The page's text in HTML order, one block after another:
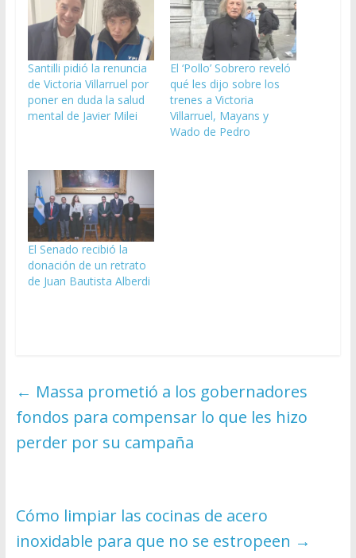
Santilli pidió la renuncia
de Victoria Villarruel por
poner en duda la salud
mental de Javier Milei
El ‘Pollo’ Sobrero reveló
qué les dijo sobre los
trenes a Victoria
Villarruel, Mayans y
Wado de Pedro
El Senado recibió la
donación de un retrato
de Juan Bautista Alberdi
← Massa prometió a los gobernadores
fondos para compensar lo que les hizo
perder por su campaña
Cómo limpiar las cocinas de acero
inoxidable para que no se estropeen →